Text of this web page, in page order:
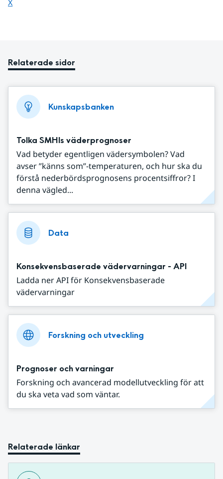
X
Relaterade sidor
Kunskapsbanken
Tolka SMHIs väderprognoser
Vad betyder egentligen vädersymbolen? Vad
avser ”känns som”-temperaturen, och hur ska du
förstå nederbördsprognosens procentsiffror? I
denna vägled...
Data
Konsekvensbaserade vädervarningar - API
Ladda ner API för Konsekvensbaserade
vädervarningar
Forskning och utveckling
Prognoser och varningar
Forskning och avancerad modellutveckling för att
du ska veta vad som väntar.
Relaterade länkar